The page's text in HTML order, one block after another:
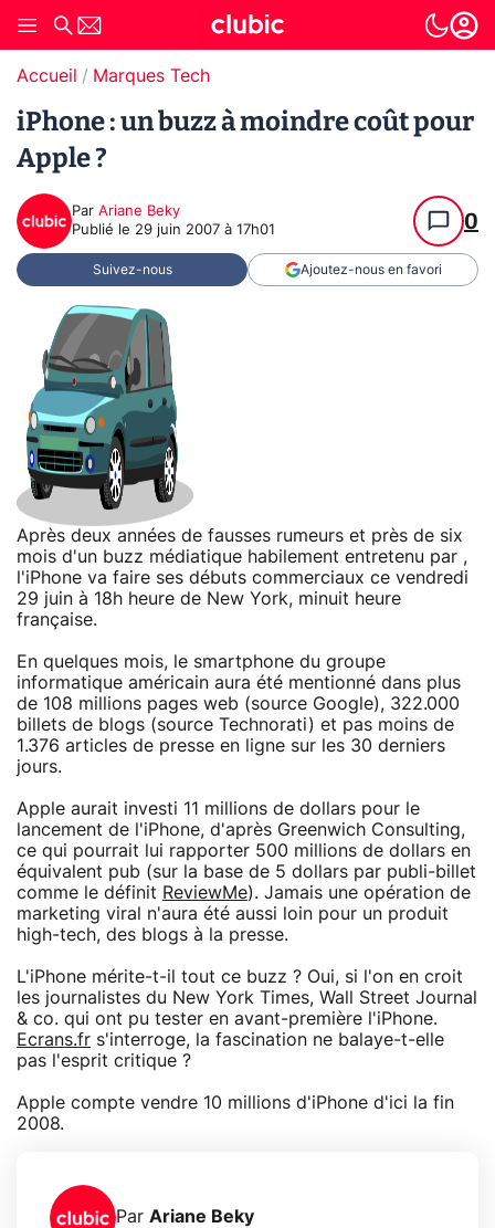
Accueil Marques Tech
iPhone : un buzz à moindre coût pour
Apple ?
Par Ariane Beky
Publié le 29 juin 2007 à 17h01 0
Suivez-nous Ajoutez-nous en favori
Après deux années de fausses rumeurs et près de six
mois d'un buzz médiatique habilement entretenu par ,
l'iPhone va faire ses débuts commerciaux ce vendredi
29 juin à 18h heure de New York, minuit heure
française.
En quelques mois, le smartphone du groupe
informatique américain aura été mentionné dans plus
de 108 millions pages web (source Google), 322.000
billets de blogs (source Technorati) et pas moins de
1.376 articles de presse en ligne sur les 30 derniers
jours.
Apple aurait investi 11 millions de dollars pour le
lancement de l'iPhone, d'après Greenwich Consulting,
ce qui pourrait lui rapporter 500 millions de dollars en
équivalent pub (sur la base de 5 dollars par publi-billet
comme le définit ReviewMe). Jamais une opération de
marketing viral n'aura été aussi loin pour un produit
high-tech, des blogs à la presse.
L'iPhone mérite-t-il tout ce buzz ? Oui, si l'on en croit
les journalistes du New York Times, Wall Street Journal
& co. qui ont pu tester en avant-première l'iPhone.
Ecrans.fr s'interroge, la fascination ne balaye-t-elle
pas l'esprit critique ?
Apple compte vendre 10 millions d'iPhone d'ici la fin
2008.
Par Ariane Beky